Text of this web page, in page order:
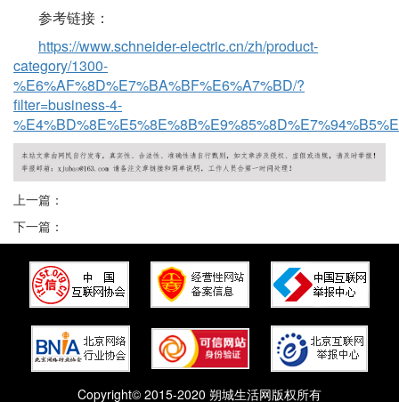
参考链接：
https://www.schneider-electric.cn/zh/product-
category/1300-
%E6%AF%8D%E7%BA%BF%E6%A7%BD/?
filter=business-4-
上一篇：
下一篇：
Copyright© 2015-2020 朔城生活网版权所有